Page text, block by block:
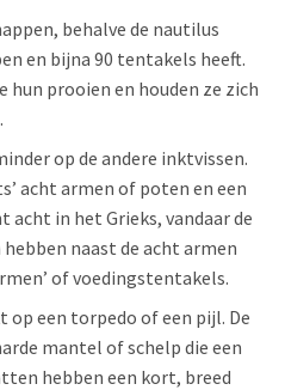
behalve de nautilus
en bijna 90 tentakels heeft.
hun prooien en houden ze zich
op de andere inktvissen.
acht armen of poten en een
in het Grieks, vandaar de
naast de acht armen
of voedingstentakels.
een torpedo of een pijl. De
mantel of schelp die een
hebben een kort, breed